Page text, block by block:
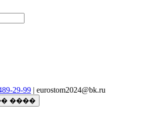
29-99 | eurostom2024@bk.ru
����